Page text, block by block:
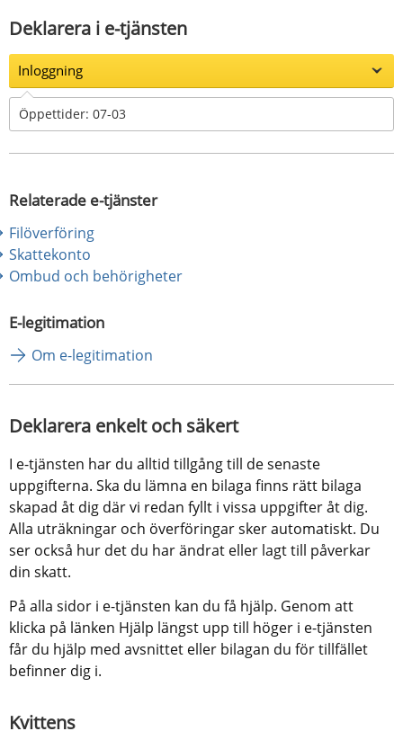
Deklarera i e-tjänsten
Inloggning
Öppettider: 07-03
Relaterade e-tjänster
Filöverföring
Skattekonto
Ombud och behörigheter
E-legitimation
Om e-legitimation
Deklarera enkelt och säkert
I e-tjänsten har du alltid tillgång till de senaste
uppgifterna. Ska du lämna en bilaga finns rätt bilaga
skapad åt dig där vi redan fyllt i vissa uppgifter åt dig.
Alla uträkningar och överföringar sker automatiskt. Du
ser också hur det du har ändrat eller lagt till påverkar
din skatt.
På alla sidor i e-tjänsten kan du få hjälp. Genom att
klicka på länken Hjälp längst upp till höger i e-tjänsten
får du hjälp med avsnittet eller bilagan du för tillfället
befinner dig i.
Kvittens